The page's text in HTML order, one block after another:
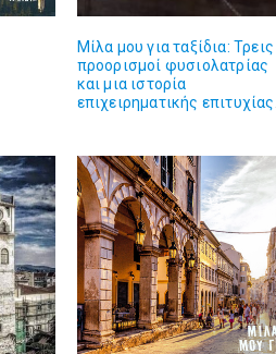
Μίλα μου για ταξίδια: Τρεις
προορισμοί φυσιολατρίας
και μια ιστορία
επιχειρηματικής επιτυχίας